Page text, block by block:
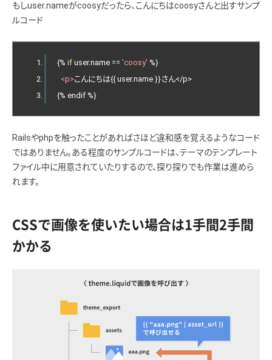
もしuser.nameがcoosyだったら、こんにちはcoosyさんと出すサンプ
ルコード
{% if user.name == 'coosy' %}
<p>こんにちは{{ user.name }}さん</p>
{% endif %}
Railsやphpを触ったことがあればさほど違和感を覚えるようなコード
ではありません。ある程度のサンプルコードは、テーマのテンプレート
ファイル中に用意されていたりするので、探り探りでも作業は進めら
れます。
CSSで画像を使いたい場合は1手間2手間
かかる